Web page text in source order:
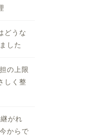
どうな
した
の上限
しく整
がれ
からで